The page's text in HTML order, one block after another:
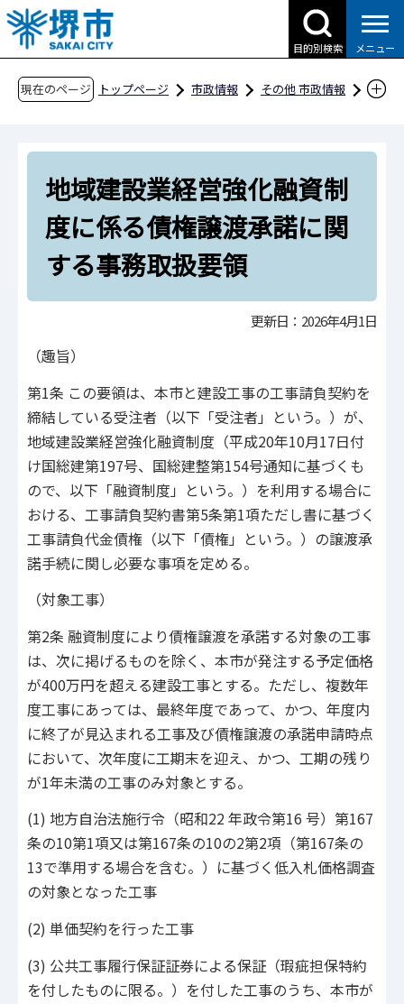
こ
の
ペ
目的別検索 メニュー
現在のページ トップページ 市政情報
その他 市政情報
財務
地域建設業経営強化融資制度に係る債権譲渡承
諾に関する事務取扱要領
地域建設業経営強化融資制
度に係る債権譲渡承諾に関
する事務取扱要領
更新日：2026年4月1日
（趣旨）
第1条 この要領は、本市と建設工事の工事請負契約を
締結している受注者（以下「受注者」という。）が、
地域建設業経営強化融資制度（平成20年10月17日付
け国総建第197号、国総建整第154号通知に基づくも
ので、以下「融資制度」という。）を利用する場合に
おける、工事請負契約書第5条第1項ただし書に基づく
工事請負代金債権（以下「債権」という。）の譲渡承
諾手続に関し必要な事項を定める。
（対象工事）
第2条 融資制度により債権譲渡を承諾する対象の工事
は、次に掲げるものを除く、本市が発注する予定価格
が400万円を超える建設工事とする。ただし、複数年
度工事にあっては、最終年度であって、かつ、年度内
に終了が見込まれる工事及び債権譲渡の承諾申請時点
において、次年度に工期末を迎え、かつ、工期の残り
が1年未満の工事のみ対象とする。
(1) 地方自治法施行令（昭和22 年政令第16 号）第167
条の10第1項又は第167条の10の2第2項（第167条の
13で準用する場合を含む。）に基づく低入札価格調査
の対象となった工事
(2) 単価契約を行った工事
(3) 公共工事履行保証証券による保証（瑕疵担保特約
を付したものに限る。）を付した工事のうち、本市が